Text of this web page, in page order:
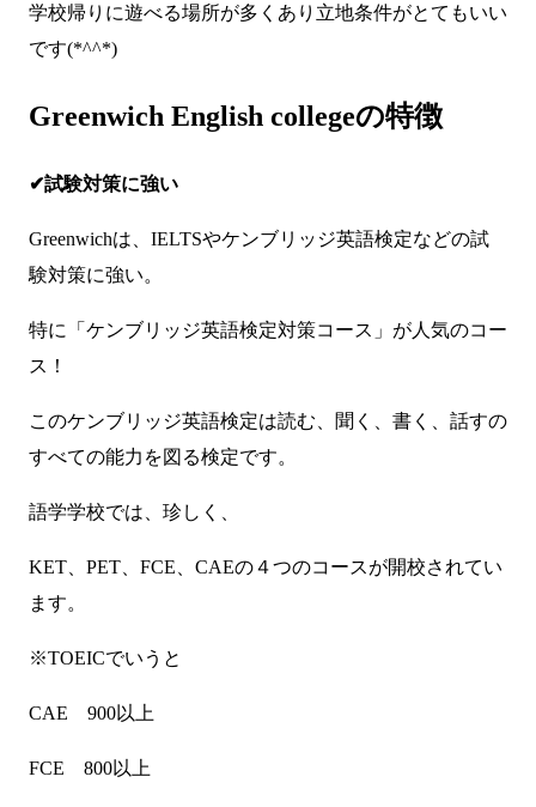
学校帰りに遊べる場所が多くあり立地条件がとてもいい
です(*^^*)
Greenwich English collegeの特徴
✔試験対策に強い
Greenwichは、IELTSやケンブリッジ英語検定などの試
験対策に強い。
特に「ケンブリッジ英語検定対策コース」が人気のコー
ス！
このケンブリッジ英語検定は読む、聞く、書く、話すの
すべての能力を図る検定です。
語学学校では、珍しく、
KET、PET、FCE、CAEの４つのコースが開校されてい
ます。
※TOEICでいうと
CAE 900以上
FCE 800以上